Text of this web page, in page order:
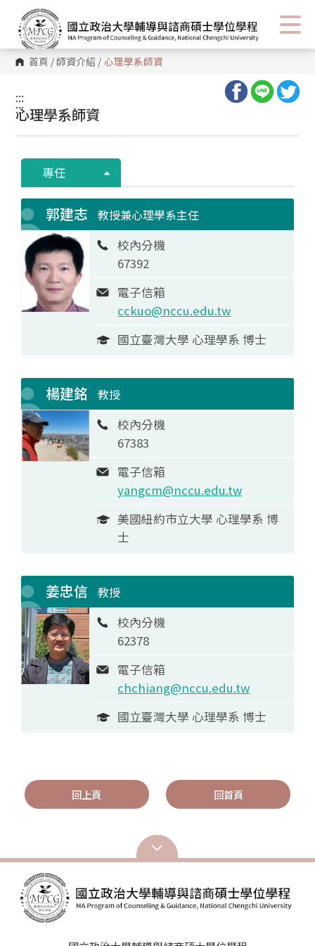
首頁 / 師資介紹 / 心理學系師資
:::
:::
心理學系師資
專任
郭建志 教授兼心理學系主任
校內分機
67392
電子信箱
cckuo@nccu.edu.tw
國立臺灣大學 心理學系 博士
楊建銘 教授
校內分機
67383
電子信箱
yangcm@nccu.edu.tw
美國紐約市立大學 心理學系 博
士
姜忠信 教授
校內分機
62378
電子信箱
chchiang@nccu.edu.tw
國立臺灣大學 心理學系 博士
回上頁 回首頁